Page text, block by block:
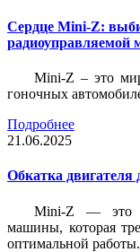
Сердце Mini-Z:
радиоуправляемой
Mini-Z – это
гоночных
Подробнее
21.06.2025
Обкатка
Mini-Z — это
машины, которая
оптимальной работы.